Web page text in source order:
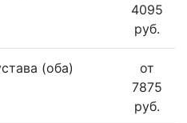
4095
руб.
(оба)
от
7875
руб.